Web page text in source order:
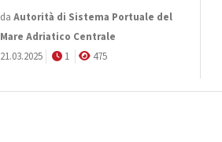
da Autorità di Sistema Portuale del
Mare Adriatico Centrale
21.03.2025
1 475